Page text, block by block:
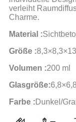
verleiht
Charme.
Material :
Größe :
Volumen :200 ml
Glasgröße:
Farbe : Dunkel/